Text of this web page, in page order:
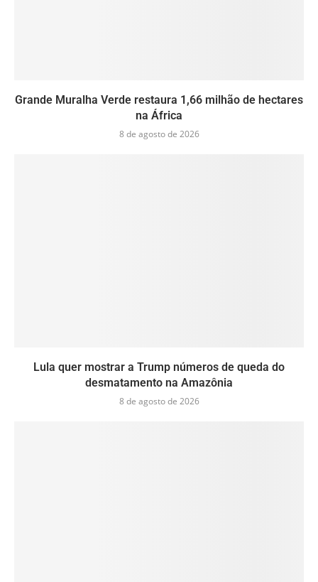
Grande Muralha Verde restaura 1,66 milhão de hectares
na África
8 de agosto de 2026
Lula quer mostrar a Trump números de queda do
desmatamento na Amazônia
8 de agosto de 2026